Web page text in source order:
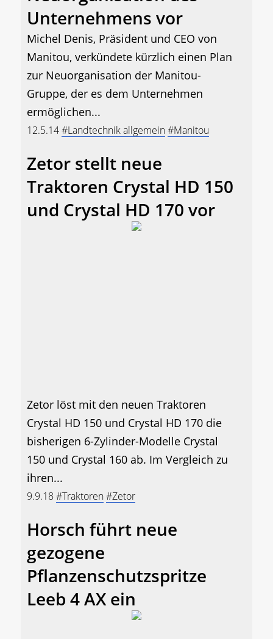
Unternehmens vor
Michel Denis, Präsident und CEO von
Manitou, verkündete kürzlich einen Plan
zur Neuorganisation der Manitou-
Gruppe, der es dem Unternehmen
ermöglichen...
12.5.14#Landtechnik allgemein#Manitou
Zetor stellt neue
Traktoren Crystal HD 150
und Crystal HD 170 vor
Zetor löst mit den neuen Traktoren
Crystal HD 150 und Crystal HD 170 die
bisherigen 6-Zylinder-Modelle Crystal
150 und Crystal 160 ab. Im Vergleich zu
ihren...
9.9.18#Traktoren#Zetor
Horsch führt neue
gezogene
Pflanzenschutzspritze
Leeb 4 AX ein